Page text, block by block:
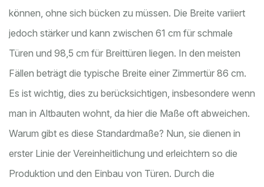
können, ohne sich bücken zu müssen. Die Breite variiert
jedoch stärker und kann zwischen 61 cm für schmale
Türen und 98,5 cm für Breittüren liegen. In den meisten
Fällen beträgt die typische Breite einer Zimmertür 86 cm.
Es ist wichtig, dies zu berücksichtigen, insbesondere wenn
man in Altbauten wohnt, da hier die Maße oft abweichen.
Warum gibt es diese Standardmaße? Nun, sie dienen in
erster Linie der Vereinheitlichung und erleichtern so die
Produktion und den Einbau von Türen. Durch die